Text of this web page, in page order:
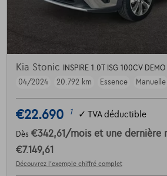
Kia Stonic
INSPIRE 1.0T ISG 100CV DEMO
04/2024
20.792 km Essence Manuelle
€22.690 1 ✓ TVA déductible
Dès €342,61 /mois et une dernière
€7.149,61
Découvrez l’exemple chiffré complet